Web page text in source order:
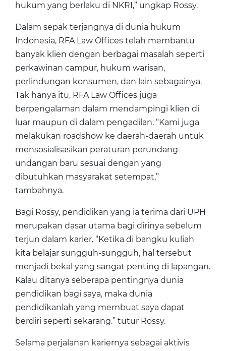
hukum yang berlaku di NKRI,” ungkap Rossy.
Dalam sepak terjangnya di dunia hukum
Indonesia, RFA Law Offices telah membantu
banyak klien dengan berbagai masalah seperti
perkawinan campur, hukum warisan,
perlindungan konsumen, dan lain sebagainya.
Tak hanya itu, RFA Law Offices juga
berpengalaman dalam mendampingi klien di
luar maupun di dalam pengadilan. “Kami juga
melakukan roadshow ke daerah-daerah untuk
mensosialisasikan peraturan perundang-
undangan baru sesuai dengan yang
dibutuhkan masyarakat setempat,”
tambahnya.
Bagi Rossy, pendidikan yang ia terima dari UPH
merupakan dasar utama bagi dirinya sebelum
terjun dalam karier. “Ketika di bangku kuliah
kita belajar sungguh-sungguh, hal tersebut
menjadi bekal yang sangat penting di lapangan.
Kalau ditanya seberapa pentingnya dunia
pendidikan bagi saya, maka dunia
pendidikanlah yang membuat saya dapat
berdiri seperti sekarang.” tutur Rossy.
Selama perjalanan kariernya sebagai aktivis